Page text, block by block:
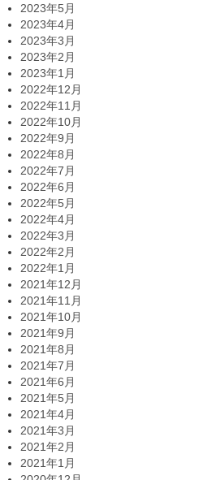
2023年5月
2023年4月
2023年3月
2023年2月
2023年1月
2022年12月
2022年11月
2022年10月
2022年9月
2022年8月
2022年7月
2022年6月
2022年5月
2022年4月
2022年3月
2022年2月
2022年1月
2021年12月
2021年11月
2021年10月
2021年9月
2021年8月
2021年7月
2021年6月
2021年5月
2021年4月
2021年3月
2021年2月
2021年1月